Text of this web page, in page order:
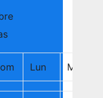
Lun Mar